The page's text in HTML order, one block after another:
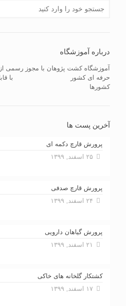
درباره آموزشگاه
آموزشگاه کشت پژوهان با مجوز رسمی
حرفه ای کشور
با
کشورها
آخرین پست ها
پرورش قارچ دکمه ای
۲۵ اسفند, ۱۳۹۹
پرورش قارچ صدفی
۲۴ اسفند, ۱۳۹۹
پرورش گیاهان دارویی
۲۱ اسفند, ۱۳۹۹
کشتکار گلخانه های خاکی
۱۷ اسفند, ۱۳۹۹